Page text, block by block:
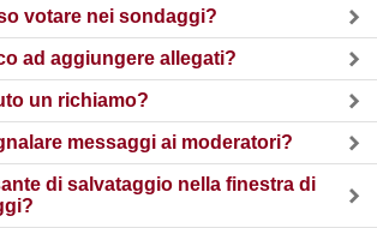
votare nei sondaggi?
ad aggiungere allegati?
un richiamo?
messaggi ai moderatori?
di salvataggio nella finestra di